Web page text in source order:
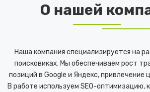
О нашей
Наша компания специализируется на
поисковиках. Мы обеспечиваем рост
позиций в Google и Яндекс, привлечение
В работе используем SEO-оптимизацию,